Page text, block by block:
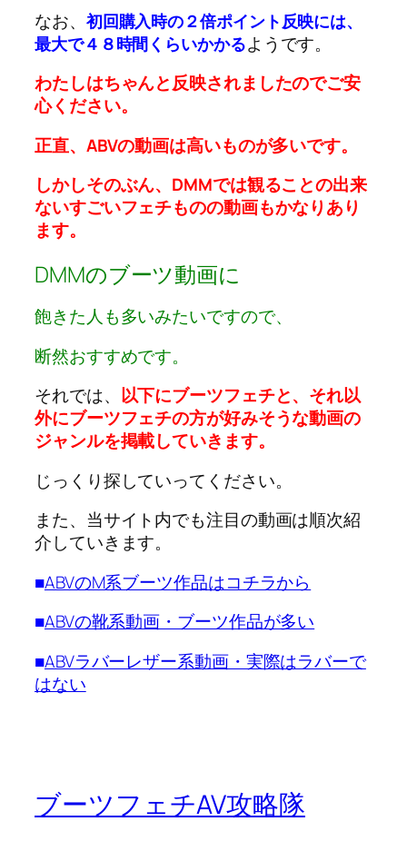
なお、 初回購入時の２倍ポイント反映には、
最大で４８時間くらいかかるようです。
わたしはちゃんと反映されましたのでご安
心ください。
正直、ABVの動画は高いものが多いです。
しかしそのぶん、DMMでは観ることの出来
ないすごいフェチものの動画もかなりあり
ます。
DMMのブーツ動画に
飽きた人も多いみたいですので、
断然おすすめです。
それでは、 以下にブーツフェチと、それ以
外にブーツフェチの方が好みそうな動画の
ジャンルを掲載していきます。
じっくり探していってください。
また、当サイト内でも注目の動画は順次紹
介していきます。
■ABVのM系ブーツ作品はコチラから
■ABVの靴系動画・ブーツ作品が多い
■ABVラバーレザー系動画・実際はラバーで
はない
ブーツフェチAV攻略隊